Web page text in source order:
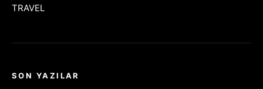
TRAVEL
SON YAZILAR